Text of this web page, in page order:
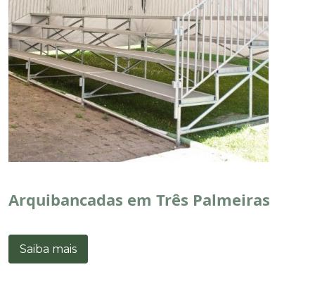
Arquibancadas em Três Palmeiras
Saiba mais